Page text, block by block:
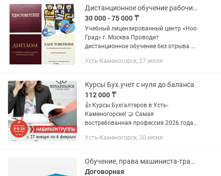
(погрузчик,...
Дистанционное обучение рабочих специальностей
30 000 - 75 000 ₸
Учебный лицензированный центр «Ноо
Град» г. Москва Проводит
дистанционное обучение без отрыва от
повышения квалификации и
кадров. Обучение...
Усть-Каменогорск, 27 июля
Курсы Бух.учет с нуля до баланса
112 000 ₸
👍 Курсы Бухгалтеров в Усть-
Каменогорске! 🤝 Самая
востребованная профессия 2026 года
предлагает пройти БУХГАЛТЕРСКИЕ
трудоустройством ⚠️ 💰 1. Курс...
Усть-Каменогорск, 30 июня
Обучение, права машиниста-тракториста
Договорная